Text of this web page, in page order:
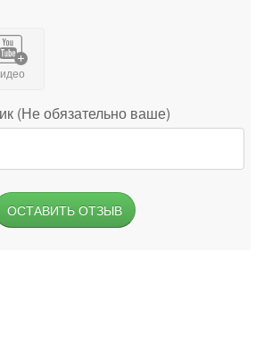
(Не обязательно ваше)
ОСТАВИТЬ ОТЗЫВ